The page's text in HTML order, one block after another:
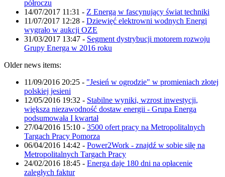
półroczu
14/07/2017 11:31 - Z Energą w fascynujący świat techniki
11/07/2017 12:28 - Dziewięć elektrowni wodnych Energi
wygrało w aukcji OZE
31/03/2017 13:47 - Segment dystrybucji motorem rozwoju
Grupy Energa w 2016 roku
Older news items:
11/09/2016 20:25 - "Jesień w ogrodzie" w promieniach złotej
polskiej jesieni
12/05/2016 19:32 - Stabilne wyniki, wzrost inwestycji,
większa niezawodność dostaw energii - Grupa Energa
podsumowała I kwartał
27/04/2016 15:10 - 3500 ofert pracy na Metropolitalnych
Targach Pracy Pomorza
06/04/2016 14:42 - Power2Work - znajdź w sobie siłę na
Metropolitalnych Targach Pracy
24/02/2016 18:45 - Energa daje 180 dni na opłacenie
zaległych faktur